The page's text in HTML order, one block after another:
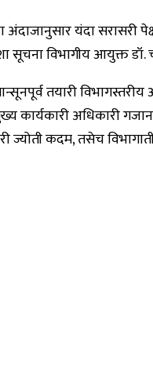
अंदाजानुसार यंदा सरासरी
सूचना विभागीय आयुक्त
तयारी
कार्यकारी अधिकारी
कदम, तसेच